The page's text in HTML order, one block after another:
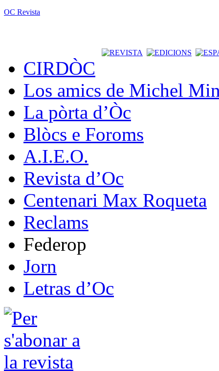
OC Revista
CIRDÒC
Los amics de Michel
La pòrta d’Òc
Blòcs e Foroms
A.I.E.O.
Revista d’Oc
Centenari Max Roqueta
Reclams
Federop
Jorn
Letras d’Oc